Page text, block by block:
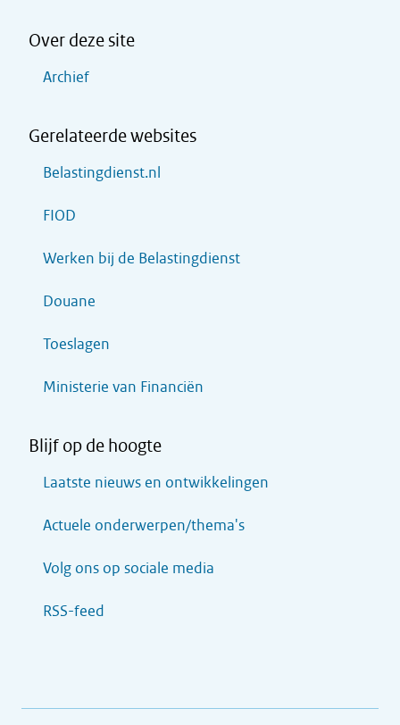
Over deze site
Archief
Gerelateerde websites
Belastingdienst.nl
FIOD
Werken bij de Belastingdienst
Douane
Toeslagen
Ministerie van Financiën
Blijf op de hoogte
Laatste nieuws en ontwikkelingen
Actuele onderwerpen/thema's
Volg ons op sociale media
RSS-feed